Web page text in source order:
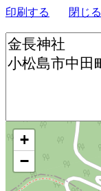
印刷する 閉じる
+
−